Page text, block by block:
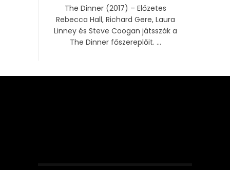
The Dinner (2017) – Előzetes
Rebecca Hall, Richard Gere, Laura
Linney és Steve Coogan játsszák a
The Dinner főszereplőit. ...